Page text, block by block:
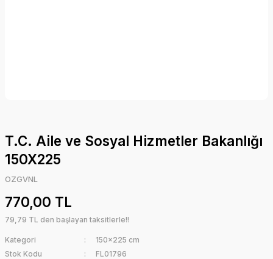
T.C. Aile ve Sosyal Hizmetler Bakanlığı
150X225
OZGVNL
770,00 TL
79,79 TL den başlayan taksitlerle!!
Kategori
150x225 cm
Stok Kodu
FL01796